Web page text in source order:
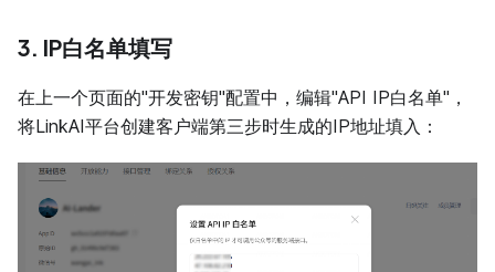
3. IP白名单填写
在上一个页面的"开发密钥"配置中，编辑"API IP白名单"，
将LinkAI平台创建客户端第三步时生成的IP地址填入：